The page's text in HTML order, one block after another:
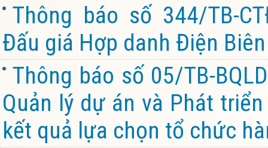
Thông báo số 344/TB-
Đấu giá Hợp danh Điện
Thông báo số 05/TB-
Quản lý dự án và Phát
kết quả lựa chọn tổ chức